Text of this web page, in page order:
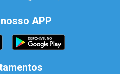
APP